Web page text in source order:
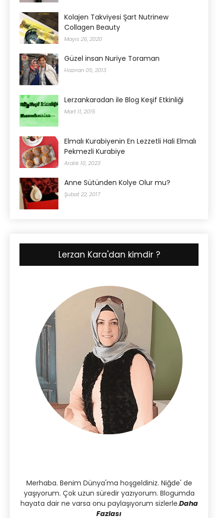
Kolajen Takviyesi Şart Nutrinew
Collagen Beauty
Mayıs 26, 2020
Güzel insan Nuriye Toraman
Haziran 05, 2013
Lerzankaradan ile Blog Keşif Etkinliği
Mart 11, 2015
Elmalı Kurabiyenin En Lezzetli Hali Elmalı
Pekmezli Kurabiye
Aralık 10, 2023
Anne Sütünden Kolye Olur mu?
Şubat 22, 2017
Lerzan Kara'dan kimdir ?
Merhaba. Benim Dünya'ma hoşgeldiniz. Niğde' de
yaşıyorum. Çok uzun süredir yazıyorum. Blogumda
hayata dair ne varsa onu paylaşıyorum sizlerle.Daha
Fazlası